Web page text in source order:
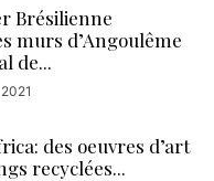
Brésilienne
murs d’Angoulême
de...
des oeuvres d’art
recyclées...